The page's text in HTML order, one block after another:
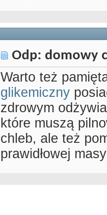
Odp: domowy
Warto też
glikemiczny
zdrowym
które muszą
chleb, ale też
prawidłowej